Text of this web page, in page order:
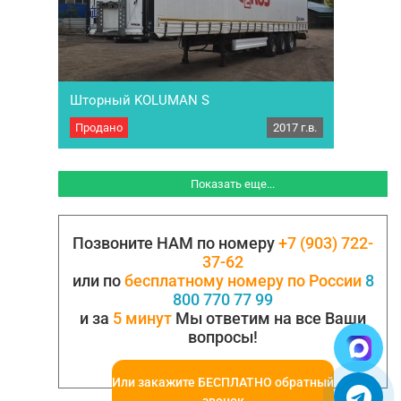
Полуприцеп шторный Колуман KOLUMAN S,
ЦЕНТРАЛЬНОЙ АКЦИЗНОЙ ТАМОЖНЕЙ
полностью обслужена и готова к работе, две
корзины под запасные колеса, ящик под…
Шторный KOLUMAN S
Продано 2017 г.в.
Показать еще...
Позвоните НАМ по номеру+7 (903) 722-
37-62
или побесплатному номеру по России 8
800 770 77 99
и за 5 минут Мы ответим на все Ваши
вопросы!
Или закажите БЕСПЛАТНО обратный